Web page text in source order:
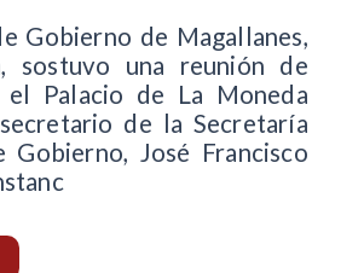
Gobierno de Magallanes,
sostuvo una reunión de
Palacio de La Moneda
de la Secretaría
Gobierno, José Francisco